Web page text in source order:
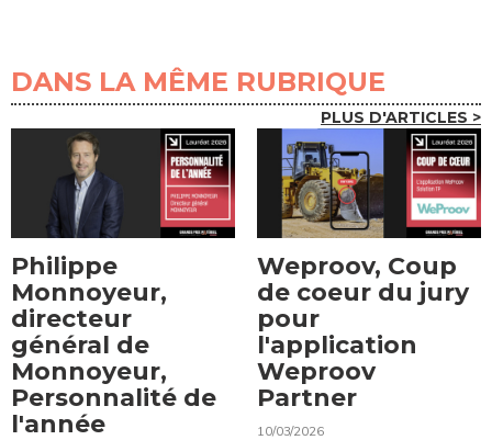
DANS LA MÊME RUBRIQUE
PLUS D'ARTICLES >
Philippe
Monnoyeur,
directeur
général de
Monnoyeur,
Personnalité de
l'année
Weproov, Coup
de coeur du jury
pour
l'application
Weproov
Partner
10/03/2026